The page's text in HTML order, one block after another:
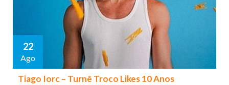
22
Ago
Tiago Iorc – Turnê Troco Likes 10 Anos